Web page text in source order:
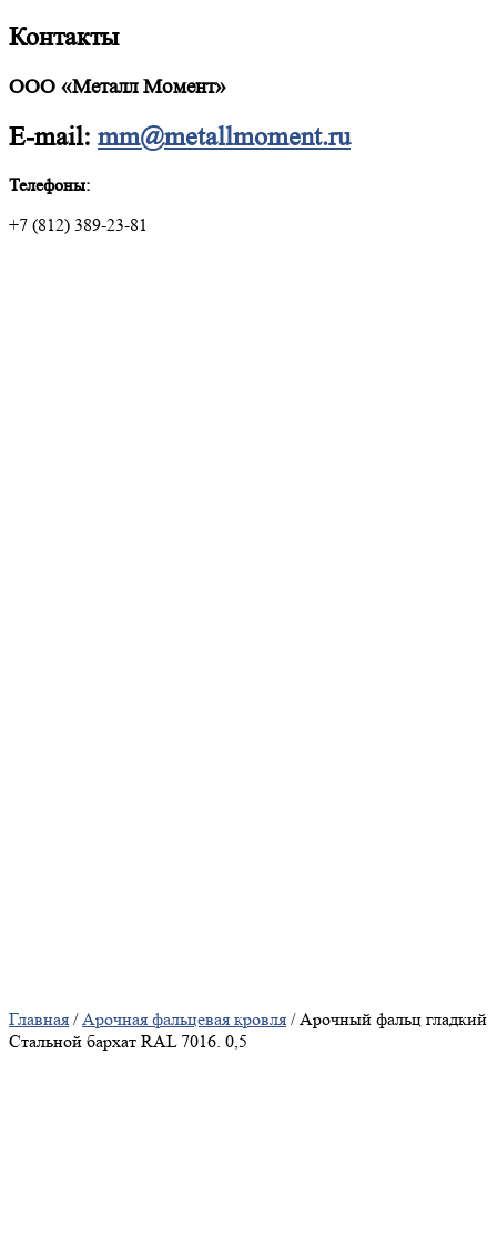
Контакты
ООО «Металл Момент»
E-mail: mm@metallmoment.ru
Телефоны:
+7 (812) 389-23-81
Главная /Арочная фальцевая кровля / Арочный фальц гладкий
Стальной бархат RAL 7016. 0,5